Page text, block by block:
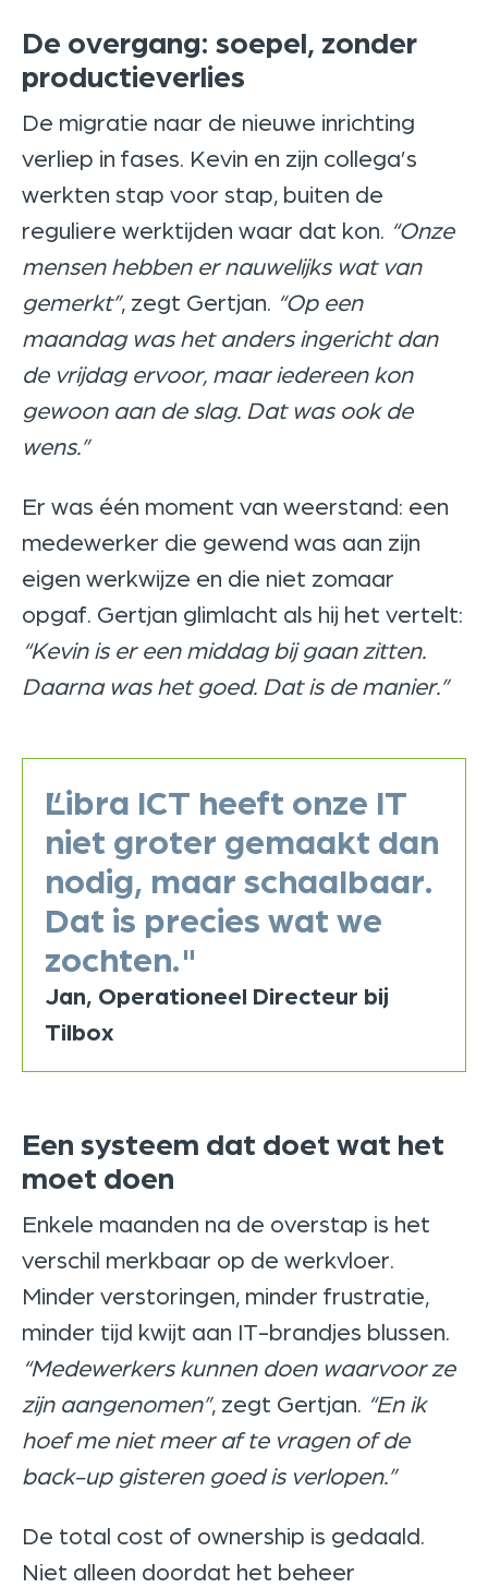
De overgang: soepel, zonder
productieverlies
De migratie naar de nieuwe inrichting
verliep in fases. Kevin en zijn collega’s
werkten stap voor stap, buiten de
reguliere werktijden waar dat kon. “Onze
mensen hebben er nauwelijks wat van
gemerkt”, zegt Gertjan. “Op een
maandag was het anders ingericht dan
de vrijdag ervoor, maar iedereen kon
gewoon aan de slag. Dat was ook de
wens.”
Er was één moment van weerstand: een
medewerker die gewend was aan zijn
eigen werkwijze en die niet zomaar
opgaf. Gertjan glimlacht als hij het vertelt:
“Kevin is er een middag bij gaan zitten.
Daarna was het goed. Dat is de manier.”
“
Libra ICT heeft onze IT
niet groter gemaakt dan
nodig, maar schaalbaar.
Dat is precies wat we
zochten."
Jan, Operationeel Directeur bij
Tilbox
Een systeem dat doet wat het
moet doen
Enkele maanden na de overstap is het
verschil merkbaar op de werkvloer.
Minder verstoringen, minder frustratie,
minder tijd kwijt aan IT-brandjes blussen.
“Medewerkers kunnen doen waarvoor ze
zijn aangenomen”, zegt Gertjan. “En ik
hoef me niet meer af te vragen of de
back-up gisteren goed is verlopen.”
De total cost of ownership is gedaald.
Niet alleen doordat het beheer